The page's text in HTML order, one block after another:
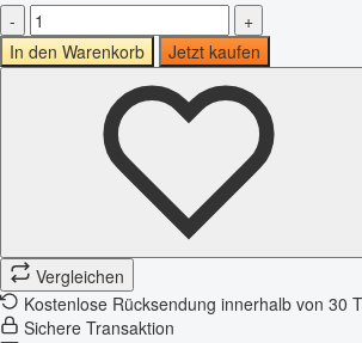
-
+
In den Warenkorb
Jetzt kaufen
Vergleichen
Kostenlose Rücksendung innerhalb von 30
Sichere Transaktion